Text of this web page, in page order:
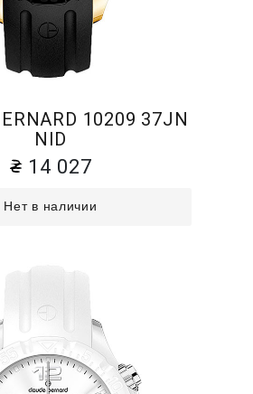
10209 37JN
NID
14 027
Нет в наличии